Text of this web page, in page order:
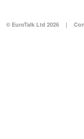
© EuroTalk Ltd 2026 |